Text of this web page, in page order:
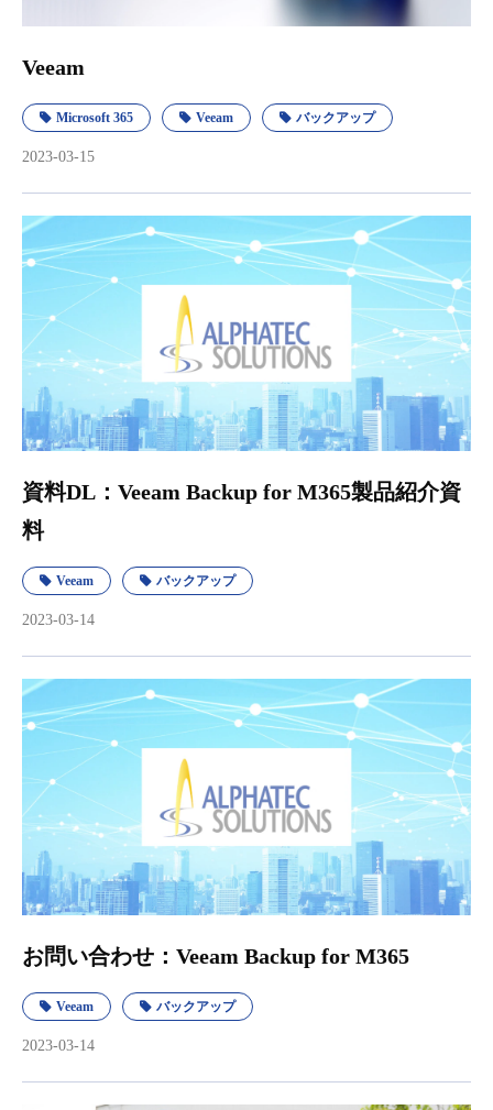
Veeam
Microsoft 365 Veeam バックアップ
2023-03-15
資料DL：Veeam Backup for M365製品紹介資
料
Veeam バックアップ
2023-03-14
お問い合わせ：Veeam Backup for M365
Veeam バックアップ
2023-03-14